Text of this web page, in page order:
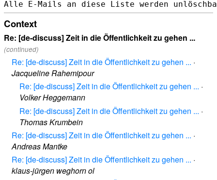
Context
Re: [de-discuss] Zeit in die Öffentlichkeit zu gehen ...
(continued)
Re: [de-discuss] Zeit in die Öffentlichkeit zu gehen ... ·
Jacqueline Rahemipour
Re: [de-discuss] Zeit in die Öffentlichkeit zu gehen ... ·
Volker Heggemann
Re: [de-discuss] Zeit in die Öffentlichkeit zu gehen ... ·
Thomas Krumbein
Re: [de-discuss] Zeit in die Öffentlichkeit zu gehen ... ·
Andreas Mantke
Re: [de-discuss] Zeit in die Öffentlichkeit zu gehen ... ·
klaus-jürgen weghorn ol